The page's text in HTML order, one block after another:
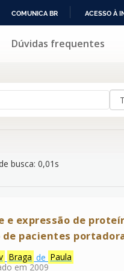
PARA
COMUNICA BR ACESSO À
Dúvidas frequentes
busca: 0,01s
e expressão de
de pacientes
Braga de Paula
em 2009